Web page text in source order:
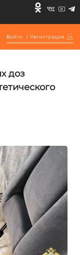
Войти / Регистрация
доз